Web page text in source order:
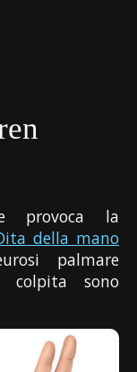
provoca la
della mano
palmare
colpita sono